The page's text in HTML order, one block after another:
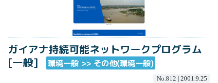
ガイアナ持続可能ネットワークプログラム
[一般]
環境一般 >> その他(環境一般)
No.812 | 2001.9.25